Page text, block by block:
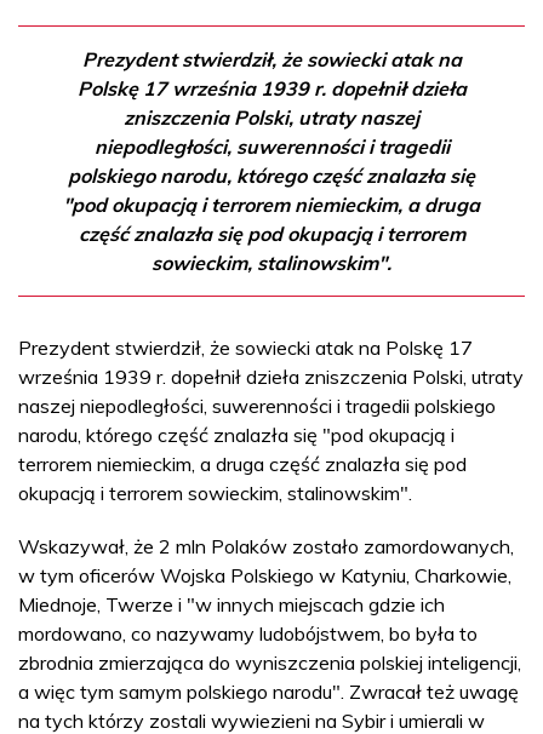
Prezydent stwierdził, że sowiecki atak na
Polskę 17 września 1939 r. dopełnił dzieła
zniszczenia Polski, utraty naszej
niepodległości, suwerenności i tragedii
polskiego narodu, którego część znalazła się
"pod okupacją i terrorem niemieckim, a druga
część znalazła się pod okupacją i terrorem
sowieckim, stalinowskim".
Prezydent stwierdził, że sowiecki atak na Polskę 17
września 1939 r. dopełnił dzieła zniszczenia Polski, utraty
naszej niepodległości, suwerenności i tragedii polskiego
narodu, którego część znalazła się "pod okupacją i
terrorem niemieckim, a druga część znalazła się pod
okupacją i terrorem sowieckim, stalinowskim".
Wskazywał, że 2 mln Polaków zostało zamordowanych,
w tym oficerów Wojska Polskiego w Katyniu, Charkowie,
Miednoje, Twerze i "w innych miejscach gdzie ich
mordowano, co nazywamy ludobójstwem, bo była to
zbrodnia zmierzająca do wyniszczenia polskiej inteligencji,
a więc tym samym polskiego narodu". Zwracał też uwagę
na tych którzy zostali wywiezieni na Sybir i umierali w